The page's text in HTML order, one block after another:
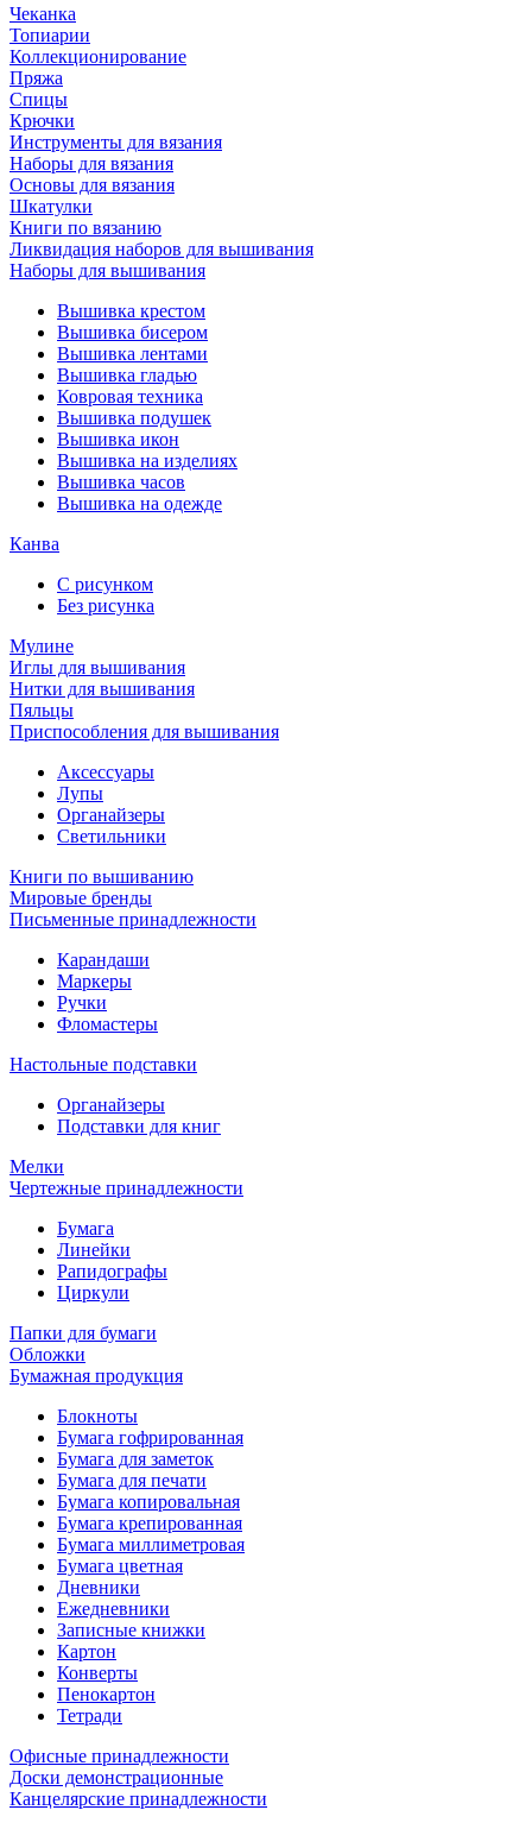
Чеканка
Топиарии
Коллекционирование
Пряжа
Спицы
Крючки
Инструменты для вязания
Наборы для вязания
Основы для вязания
Шкатулки
Книги по вязанию
Ликвидация наборов для вышивания
Наборы для вышивания
Вышивка крестом
Вышивка бисером
Вышивка лентами
Вышивка гладью
Ковровая техника
Вышивка подушек
Вышивка икон
Вышивка на изделиях
Вышивка часов
Вышивка на одежде
Канва
С рисунком
Без рисунка
Мулине
Иглы для вышивания
Нитки для вышивания
Пяльцы
Приспособления для вышивания
Аксессуары
Лупы
Органайзеры
Светильники
Книги по вышиванию
Мировые бренды
Письменные принадлежности
Карандаши
Маркеры
Ручки
Фломастеры
Настольные подставки
Органайзеры
Подставки для книг
Мелки
Чертежные принадлежности
Бумага
Линейки
Рапидографы
Циркули
Папки для бумаги
Обложки
Бумажная продукция
Блокноты
Бумага гофрированная
Бумага для заметок
Бумага для печати
Бумага копировальная
Бумага крепированная
Бумага миллиметровая
Бумага цветная
Дневники
Ежедневники
Записные книжки
Картон
Конверты
Пенокартон
Тетради
Офисные принадлежности
Доски демонстрационные
Канцелярские принадлежности